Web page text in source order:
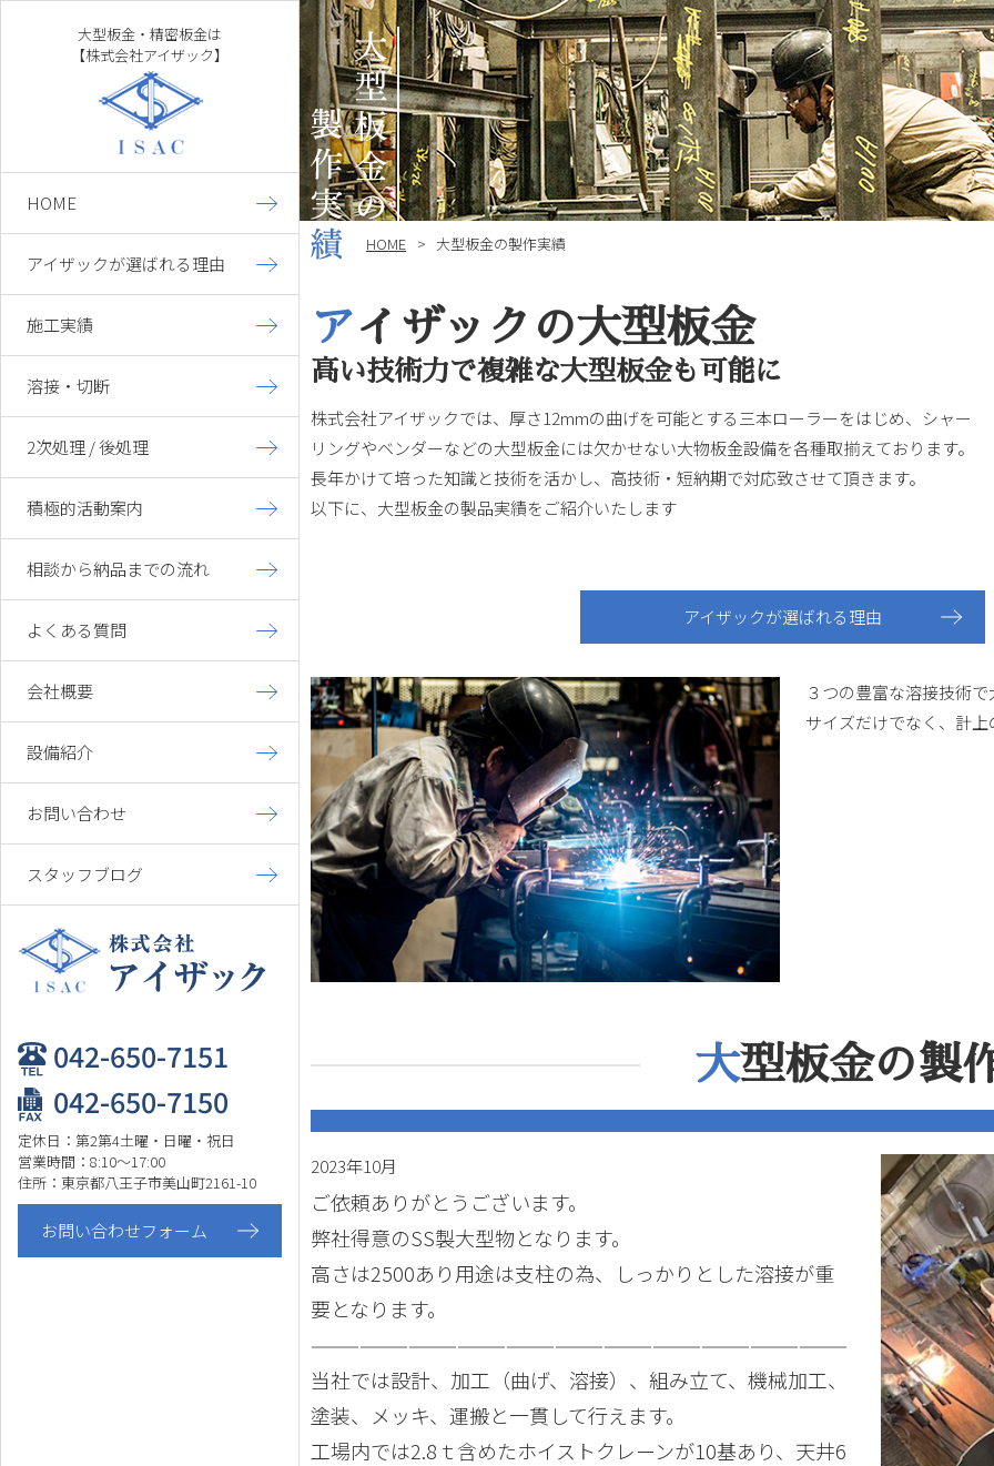
大型板金・精密板金は
【株式会社アイザック】
HOME
アイザックが選ばれる理由
施工実績 大型板金
精密板金
架台枠組み
溶接・切断
2次処理 / 後処理
積極的活動案内
相談から納品までの流れ
よくある質問
会社概要
設備紹介
お問い合わせ
スタッフブログ
042-650-7151
042-650-7150
定休日：第2第4土曜・日曜・祝日
営業時間：8:10～17:00
住所：東京都八王子市美山町2161-10
お問い合わせフォーム
HOME 大型板金の製作実績
アイザックの大型板金
高い技術力で複雑な大型板金も可能に
株式会社アイザックでは、厚さ12mmの曲げを可能とする三本ローラーをはじめ、シャー
リングやベンダーなどの大型板金には欠かせない大物板金設備を各種取揃えております。
長年かけて培った知識と技術を活かし、高技術・短納期で対応致させて頂きます。
以下に、大型板金の製品実績をご紹介いたします
アイザックが選ばれる理由
３つの豊富な溶接技術
サイズだけでなく、計
大型板金の製
2023年10月
ご依頼ありがとうございます。
弊社得意のSS製大型物となります。
高さは2500あり用途は支柱の為、しっかりとした溶接が重
要となります。
—————————————————————————————————
当社では設計、加工（曲げ、溶接）、組み立て、機械加工、
塗装、メッキ、運搬と一貫して行えます。
工場内では2.8ｔ含めたホイストクレーンが10基あり、天井6